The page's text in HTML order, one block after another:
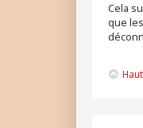
Cela
que
Haut